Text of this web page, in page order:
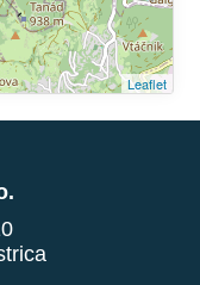
Leaflet